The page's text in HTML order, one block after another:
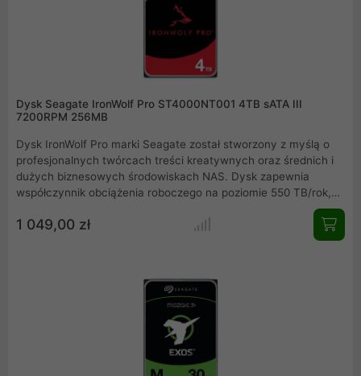
Dysk Seagate IronWolf Pro ST4000NT001 4TB sATA III
7200RPM 256MB
Dysk IronWolf Pro marki Seagate został stworzony z myślą o
profesjonalnych twórcach treści kreatywnych oraz średnich i
dużych biznesowych środowiskach NAS. Dysk zapewnia
współczynnik obciążenia roboczego na poziomie 550 TB/rok,
wielokieszeniowych środowisk NAS. Dysk nadaje się do użytku
1 049,00 zł